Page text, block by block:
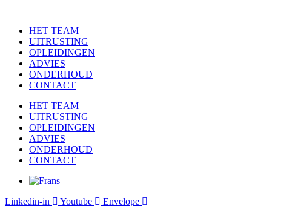
inhoud
HET TEAM
UITRUSTING
OPLEIDINGEN
ADVIES
ONDERHOUD
CONTACT
HET TEAM
UITRUSTING
OPLEIDINGEN
ADVIES
ONDERHOUD
CONTACT
Linkedin-in Youtube Envelope